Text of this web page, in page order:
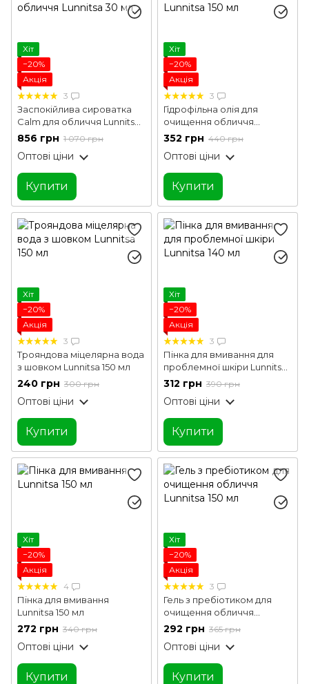
Хіт
−20%
Акція
3
Заспокійлива сироватка
Calm для обличчя Lunnitsa
30 мл
856 грн 1 070 грн
Оптові ціни
Купити
Хіт
−20%
Акція
3
Гідрофільна олія для
очищення обличчя
Lunnitsa 150 мл
352 грн 440 грн
Оптові ціни
Купити
Хіт
−20%
Акція
3
Трояндова міцелярна вода
з шовком Lunnitsa 150 мл
240 грн 300 грн
Оптові ціни
Купити
Хіт
−20%
Акція
3
Пінка для вмивання для
проблемної шкіри Lunnitsa
140 мл
312 грн 390 грн
Оптові ціни
Купити
Хіт
−20%
Акція
4
Пінка для вмивання
Lunnitsa 150 мл
272 грн 340 грн
Оптові ціни
Купити
Хіт
−20%
Акція
3
Гель з пребіотиком для
очищення обличчя
Lunnitsa 150 мл
292 грн 365 грн
Оптові ціни
Купити